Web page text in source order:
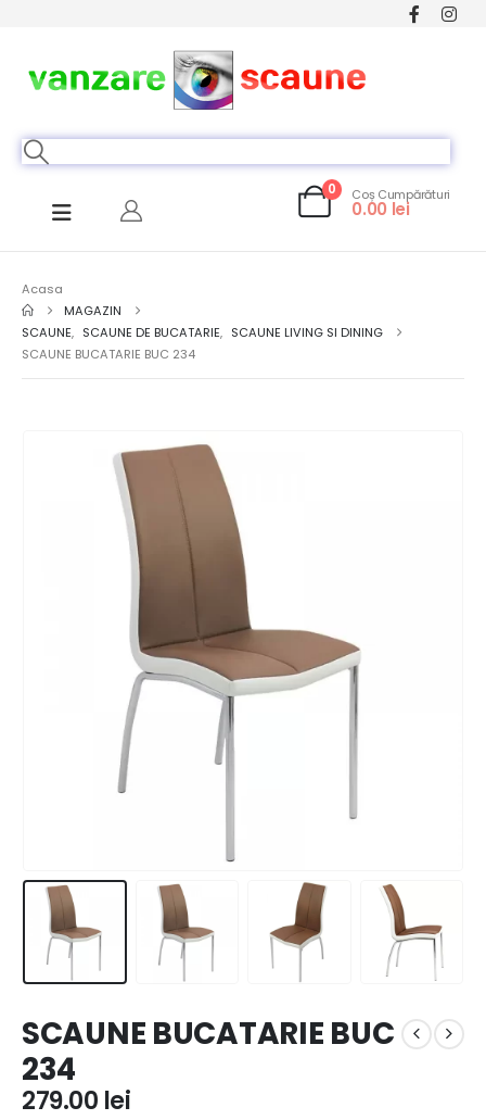
0 Coș Cumpărături
0.00 lei
Acasa
MAGAZIN
SCAUNE, SCAUNE DE BUCATARIE, SCAUNE LIVING SI DINING
SCAUNE BUCATARIE BUC 234
SCAUNE BUCATARIE BUC
234
279.00 lei